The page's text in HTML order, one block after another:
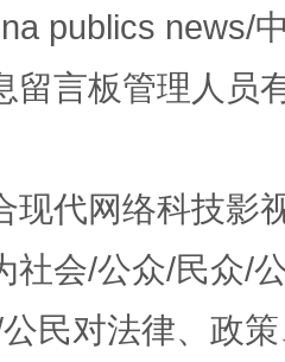
谢
今
publics news/
留言板管理人员
现代网络科技影
社会/公众/民众/
民对法律、政